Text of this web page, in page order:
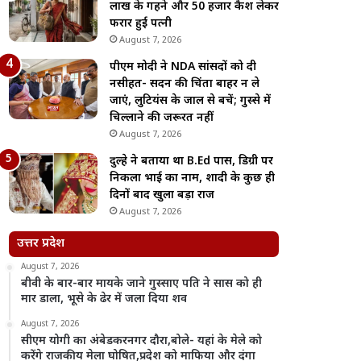
लाख के गहने और 50 हजार कैश लेकर
फरार हुई पत्नी
August 7, 2026
पीएम मोदी ने NDA सांसदों को दी
नसीहत- सदन की चिंता बाहर न ले
जाएं, लुटियंस के जाल से बचें; गुस्से में
चिल्लाने की जरूरत नहीं
August 7, 2026
दुल्हे ने बताया था B.Ed पास, डिग्री पर
निकला भाई का नाम, शादी के कुछ ही
दिनों बाद खुला बड़ा राज
August 7, 2026
उत्तर प्रदेश
August 7, 2026
बीवी के बार-बार मायके जाने गुस्साए पति ने सास को ही
मार डाला, भूसे के ढेर में जला दिया शव
August 7, 2026
सीएम योगी का अंबेडकरनगर दौरा,बोले- यहां के मेले को
करेंगे राजकीय मेला घोषित,प्रदेश को माफिया और दंगा